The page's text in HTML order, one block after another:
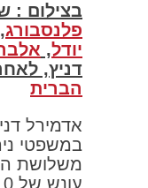
בצילום :
פלנסבורג
יודל,
דניץ,
הברית
אדמירל
במשפטי
משלושת